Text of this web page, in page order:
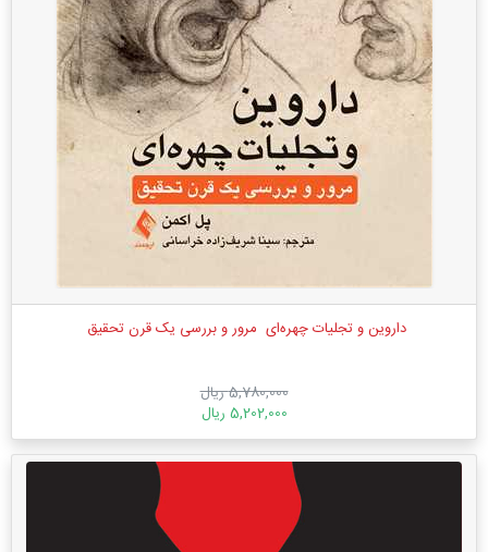
داروین و تجلیات چهره‌ای ‏ مرور و بررسی یک قرن تحقیق ‏
5,780,000 ریال
5,202,000 ریال